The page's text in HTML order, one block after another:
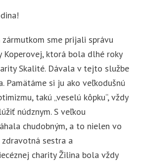
sme prijali správu
ktorá bola dlhé roky
Skalité. Dávala v tejto službe
Pamätáme si ju ako veľkodušnú
takú „veselú kôpku“, vždy
núdznym. S veľkou
chudobným, a to nielen vo
sestra a
charity Žilina bola vždy